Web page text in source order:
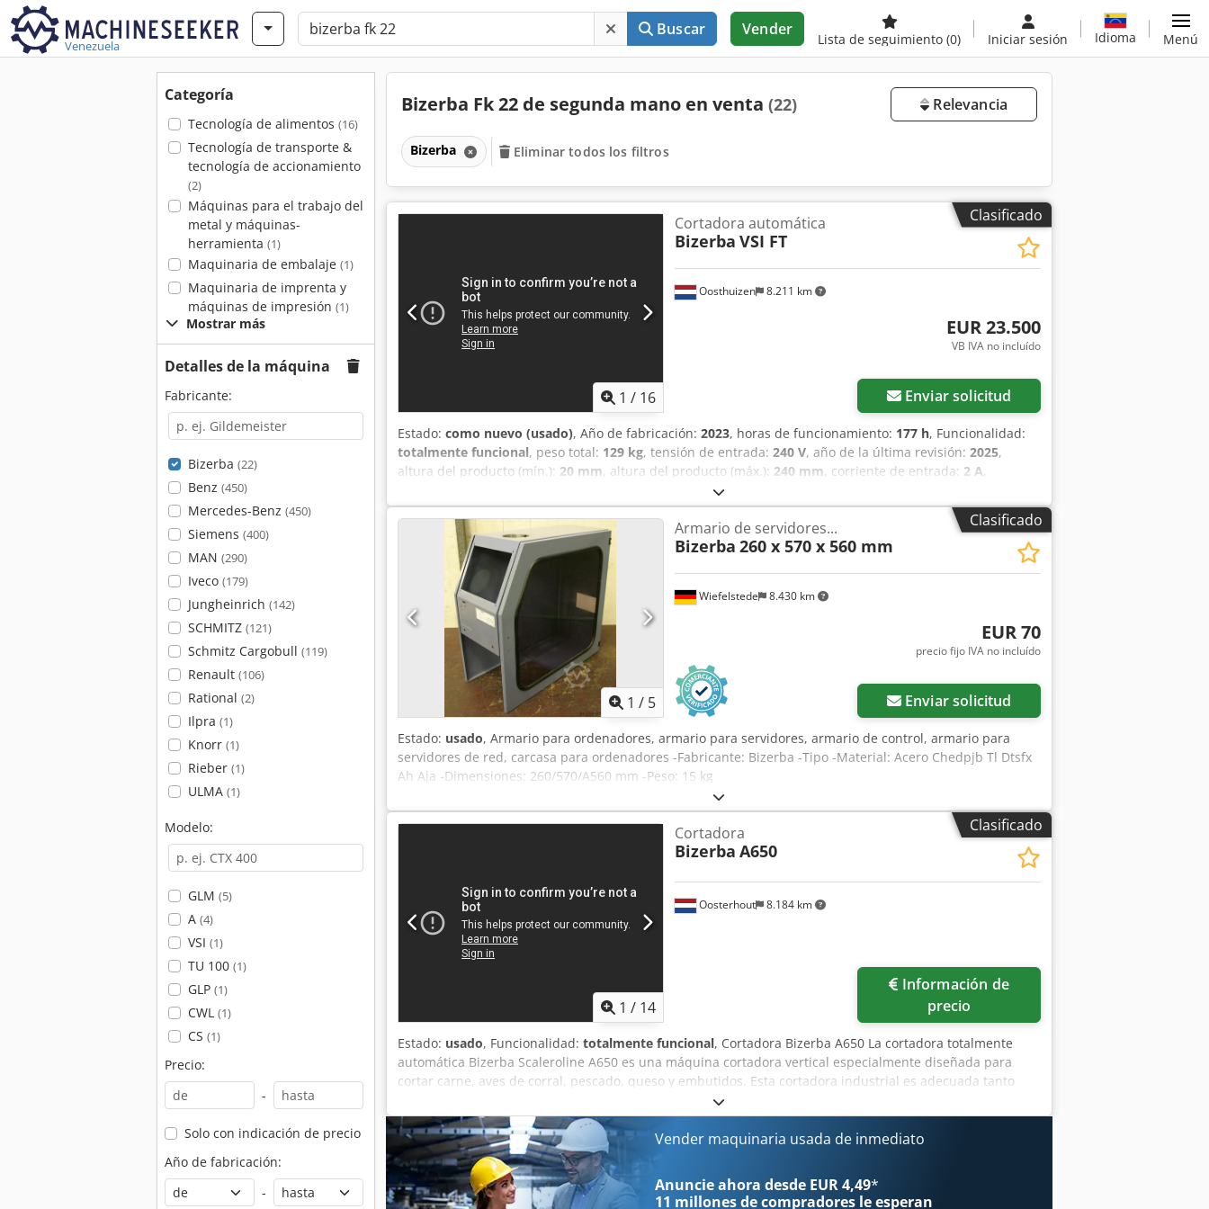
Venezuela
Buscar Vender
Lista de seguimiento (0) Iniciar sesión Idioma Menú
Categoría
Tecnología de alimentos (16)
Tecnología de transporte &
tecnología de accionamiento
(2)
Máquinas para el trabajo del
metal y máquinas-
herramienta (1)
Maquinaria de embalaje (1)
Maquinaria de imprenta y
máquinas de impresión (1)
Mostrar más
Detalles de la máquina
Fabricante:
Bizerba (22)
Benz (450)
Mercedes-Benz (450)
Siemens (400)
MAN (290)
Iveco (179)
Jungheinrich (142)
SCHMITZ (121)
Schmitz Cargobull (119)
Renault (106)
Rational (2)
Ilpra (1)
Knorr (1)
Rieber (1)
ULMA (1)
Modelo:
GLM (5)
A (4)
VSI (1)
TU 100 (1)
GLP (1)
CWL (1)
CS (1)
Precio:
-
Solo con indicación de precio
Año de fabricación:
-
Bizerba Fk 22 de segunda mano en venta (22) Relevancia
Bizerba Eliminar todos los filtros
Clasificado
1 / 16
Oosthuizen 8.211 km
Cortadora automática
Bizerba VSI FT
EUR 23.500
VB IVA no incluído
Enviar solicitud
Estado: como nuevo (usado), Año de fabricación: 2023, horas de funcionamiento: 177 h, Funcionalidad:
totalmente funcional, peso total: 129 kg, tensión de entrada: 240 V, año de la última revisión: 2025,
altura del producto (mín.): 20 mm, altura del producto (máx.): 240 mm, corriente de entrada: 2 A,
documentación / manual
cortadora automática Bizerba VSI FT, con función de pesaje, prácticamente nueva, fabricada en
noviembre de 2023. Voltaje: 220–240 V Corriente: 2,9 A Frecuencia: 50/60 Hz Grado de protección: IPX5
Capacidad máxima de pesaje: 2 kg Cjdszpztuspfx Ah Asha Precisión de pesaje: 1 g Número de serie:
12302883 Modelo: VSI FT Si tiene alguna pregunta o desea obtener más información, no dude en
enviarnos un mensaje o llamarnos.
Clasificado
1 / 5
Wiefelstede 8.430 km
Armario de servidores...
Bizerba 260 x 570 x 560 mm
EUR 70
precio fijo IVA no incluído
Enviar solicitud
Estado: usado, Armario para ordenadores, armario para servidores, armario de control, armario para
servidores de red, carcasa para ordenadores -Fabricante: Bizerba -Tipo -Material: Acero Chedpjb Tl Dtsfx
Ah Aja -Dimensiones: 260/570/A560 mm -Peso: 15 kg
Clasificado
1 / 14
Oosterhout 8.184 km
Cortadora
Bizerba A650
precio
Estado: usado, Funcionalidad: totalmente funcional, Cortadora Bizerba A650 La cortadora totalmente
automática Bizerba Scaleroline A650 es una máquina cortadora vertical especialmente diseñada para
cortar carne, aves de corral, pescado, queso y embutidos. Esta cortadora industrial es adecuada tanto
para productos frescos como cocidos, lo que la convierte en una opción ideal para empresas de
producción de alimentos de tamaño mediano y grande. Gracias a su sistema de pesaje integrado, los
productos se pueden cortar con un peso objetivo exacto. Prácticamente todo tipo de salchichas, jamón y
queso se puede cortar sin necesidad de preenfriamiento, y las lonchas se presentan apiladas o
superpuestas. La cortadora cuenta con un generoso alimentador de productos de 900 mm, mientras que
su cuchilla de 420 mm puede procesar una amplia variedad de productos a velocidades de hasta 300
Vender maquinaria usada de inmediato
Anuncie ahora desde EUR 4,49*
11 millones de compradores le esperan